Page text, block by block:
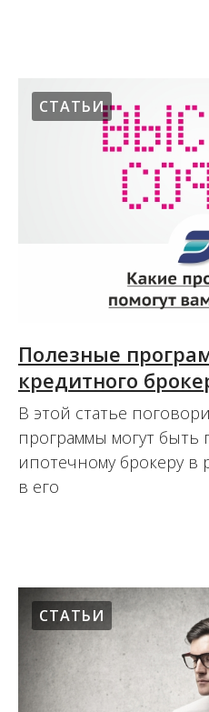
СТАТЬИ
Полезные
кредитного
В этой статье
программы могут быть
ипотечному брокеру в
в его
СТАТЬИ